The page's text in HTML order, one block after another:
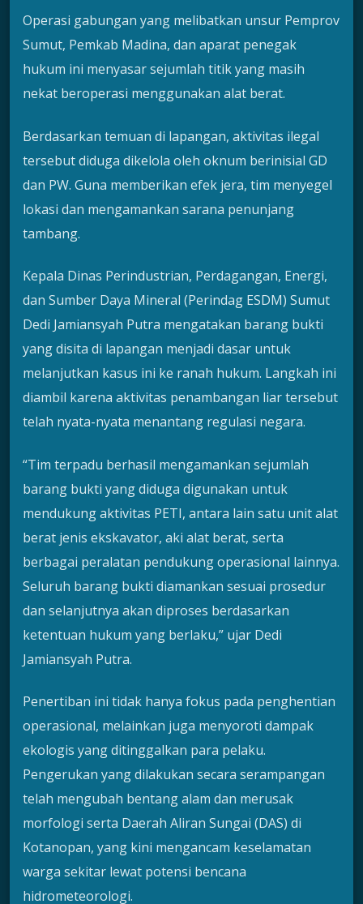
Operasi gabungan yang melibatkan unsur Pemprov
Sumut, Pemkab Madina, dan aparat penegak
hukum ini menyasar sejumlah titik yang masih
nekat beroperasi menggunakan alat berat.
Berdasarkan temuan di lapangan, aktivitas ilegal
tersebut diduga dikelola oleh oknum berinisial GD
dan PW. Guna memberikan efek jera, tim menyegel
lokasi dan mengamankan sarana penunjang
tambang.
Kepala Dinas Perindustrian, Perdagangan, Energi,
dan Sumber Daya Mineral (Perindag ESDM) Sumut
Dedi Jamiansyah Putra mengatakan barang bukti
yang disita di lapangan menjadi dasar untuk
melanjutkan kasus ini ke ranah hukum. Langkah ini
diambil karena aktivitas penambangan liar tersebut
telah nyata-nyata menantang regulasi negara.
“Tim terpadu berhasil mengamankan sejumlah
barang bukti yang diduga digunakan untuk
mendukung aktivitas PETI, antara lain satu unit alat
berat jenis ekskavator, aki alat berat, serta
berbagai peralatan pendukung operasional lainnya.
Seluruh barang bukti diamankan sesuai prosedur
dan selanjutnya akan diproses berdasarkan
ketentuan hukum yang berlaku,” ujar Dedi
Jamiansyah Putra.
Penertiban ini tidak hanya fokus pada penghentian
operasional, melainkan juga menyoroti dampak
ekologis yang ditinggalkan para pelaku.
Pengerukan yang dilakukan secara serampangan
telah mengubah bentang alam dan merusak
morfologi serta Daerah Aliran Sungai (DAS) di
Kotanopan, yang kini mengancam keselamatan
warga sekitar lewat potensi bencana
hidrometeorologi.